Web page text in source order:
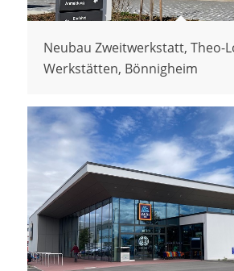
Neubau Zweitwerkstatt, Theo-
Werkstätten, Bönnigheim